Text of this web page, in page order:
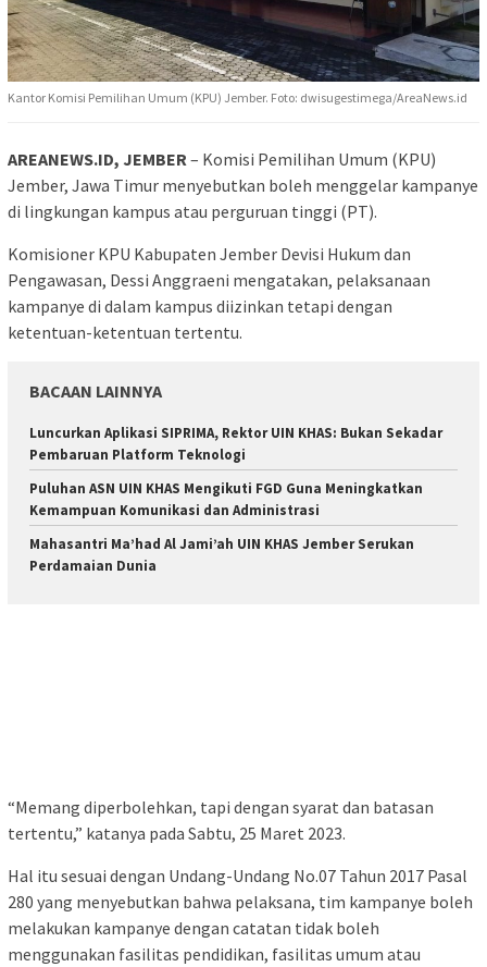
Kantor Komisi Pemilihan Umum (KPU) Jember. Foto: dwisugestimega/AreaNews.id
AREANEWS.ID, JEMBER– Komisi Pemilihan Umum (KPU)
Jember, Jawa Timur menyebutkan boleh menggelar kampanye
di lingkungan kampus atau perguruan tinggi (PT).
Komisioner KPU Kabupaten Jember Devisi Hukum dan
Pengawasan, Dessi Anggraeni mengatakan, pelaksanaan
kampanye di dalam kampus diizinkan tetapi dengan
ketentuan-ketentuan tertentu.
BACAAN LAINNYA
Luncurkan Aplikasi SIPRIMA, Rektor UIN KHAS: Bukan Sekadar
Pembaruan Platform Teknologi
Puluhan ASN UIN KHAS Mengikuti FGD Guna Meningkatkan
Kemampuan Komunikasi dan Administrasi
Mahasantri Ma’had Al Jami’ah UIN KHAS Jember Serukan
Perdamaian Dunia
“Memang diperbolehkan, tapi dengan syarat dan batasan
tertentu,” katanya pada Sabtu, 25 Maret 2023.
Hal itu sesuai dengan Undang-Undang No.07 Tahun 2017 Pasal
280 yang menyebutkan bahwa pelaksana, tim kampanye boleh
melakukan kampanye dengan catatan tidak boleh
menggunakan fasilitas pendidikan, fasilitas umum atau